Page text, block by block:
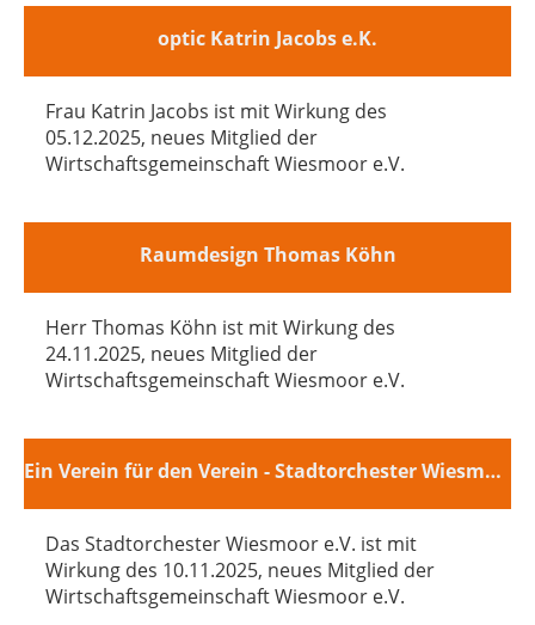
optic Katrin Jacobs e.K.
Frau Katrin Jacobs ist mit Wirkung des
05.12.2025, neues Mitglied der
Wirtschaftsgemeinschaft Wiesmoor e.V.
Raumdesign Thomas Köhn
Herr Thomas Köhn ist mit Wirkung des
24.11.2025, neues Mitglied der
Wirtschaftsgemeinschaft Wiesmoor e.V.
Ein Verein für den Verein - Stadtorchester Wiesmoor e.V.
Das Stadtorchester Wiesmoor e.V. ist mit
Wirkung des 10.11.2025, neues Mitglied der
Wirtschaftsgemeinschaft Wiesmoor e.V.